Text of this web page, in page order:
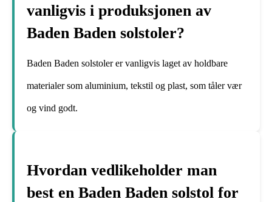
vanligvis i produksjonen av
Baden Baden solstoler?
Baden Baden solstoler er vanligvis laget av holdbare
materialer som aluminium, tekstil og plast, som tåler vær
og vind godt.
Hvordan vedlikeholder man
best en Baden Baden solstol for